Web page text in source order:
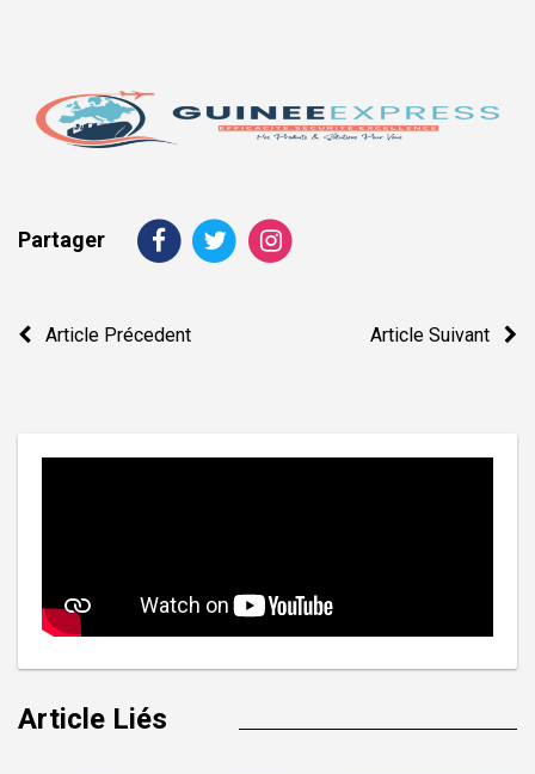
Partager
Navigation
Article Précedent Article Suivant
Article Liés